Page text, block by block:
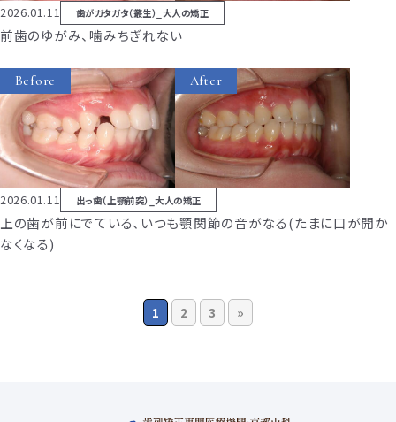
2026.01.11 歯がガタガタ（叢生）_大人の矯正
前歯のゆがみ、噛みちぎれない
Before After
2026.01.11 出っ歯（上顎前突）_大人の矯正
上の歯が前にでている、いつも顎関節の音がなる(たまに口が開か
なくなる)
1 2 3 »